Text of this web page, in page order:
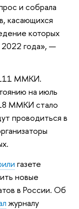
и собрала
касающихся
которых
2022 года», —
111 ММКИ.
на июль
ММКИ стало
проводиться в
газете
новые
в России. Об
журналу